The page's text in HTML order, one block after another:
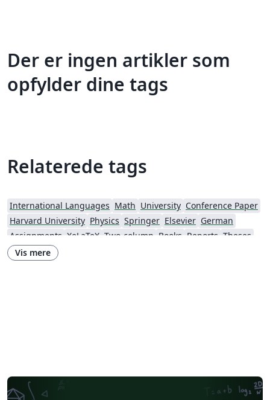
Der er ingen artikler som
opfylder dine tags
Relaterede tags
International Languages Math University Conference Paper
Harvard University Physics Springer Elsevier German
Assignments XeLaTeX Two-column Books Reports Theses
Vis mere